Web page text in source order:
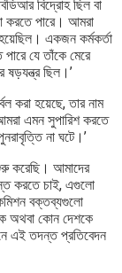
বিদ্রোহ ছিল বা
করতে পারে। আমরা
একজন কর্মকর্তা
যে তাঁকে মেরে
ষড়যন্ত্র ছিল।’
করা হয়েছে, তার নাম
এমন সুপারিশ করতে
না ঘটে।’
করেছি। আমাদের
করতে চাই, এগুলো
বক্তব্যগুলো
অথবা কোন দেশকে
এই তদন্ত প্রতিবেদন